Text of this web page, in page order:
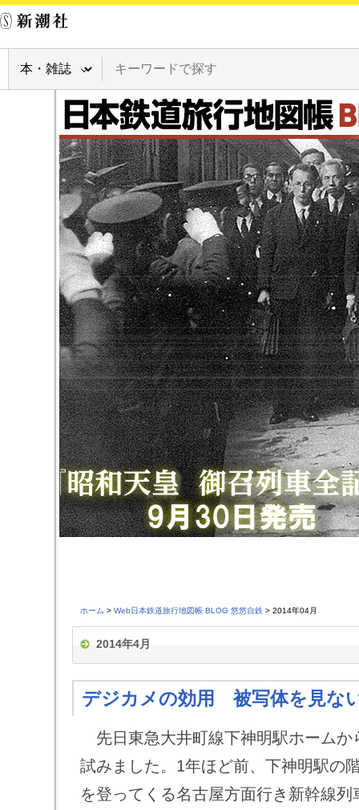
ホーム > Web日本鉄道旅行地図帳 BLOG 悠悠自鉄 > 2014年04月
2014年4月
デジカメの効用 被写体を見な
先日東急大井町線下神明駅ホームか
試みました。1年ほど前、下神明駅の
を登ってくる名古屋方面行き新幹線